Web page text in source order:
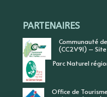
PARTENAIRES
Communauté
(CC2V91) –
Parc Naturel
Office de